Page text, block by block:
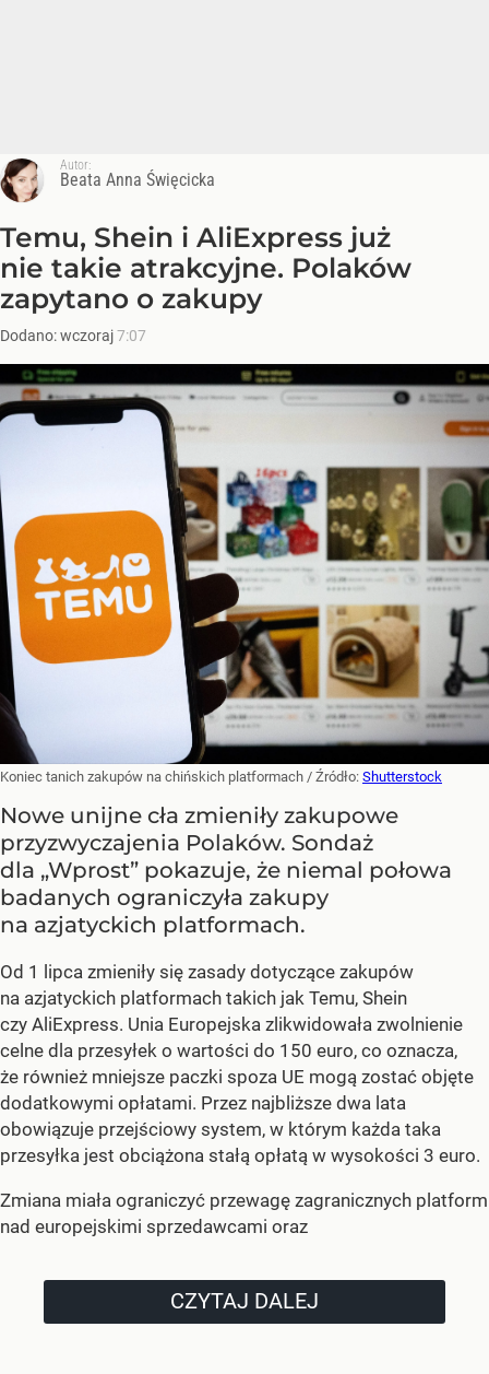
Autor:
Beata Anna Święcicka
Temu, Shein i AliExpress już
nie takie atrakcyjne. Polaków
zapytano o zakupy
Dodano:wczoraj7:07
Koniec tanich zakupów na chińskich platformach / Źródło: Shutterstock
Nowe unijne cła zmieniły zakupowe
przyzwyczajenia Polaków. Sondaż
dla „Wprost” pokazuje, że niemal połowa
badanych ograniczyła zakupy
na azjatyckich platformach.
Od 1 lipca zmieniły się zasady dotyczące zakupów
na azjatyckich platformach takich jak Temu, Shein
czy AliExpress. Unia Europejska zlikwidowała zwolnienie
celne dla przesyłek o wartości do 150 euro, co oznacza,
że również mniejsze paczki spoza UE mogą zostać objęte
dodatkowymi opłatami. Przez najbliższe dwa lata
obowiązuje przejściowy system, w którym każda taka
przesyłka jest obciążona stałą opłatą w wysokości 3 euro.
Zmiana miała ograniczyć przewagę zagranicznych platform
nad europejskimi sprzedawcami oraz
CZYTAJ DALEJ